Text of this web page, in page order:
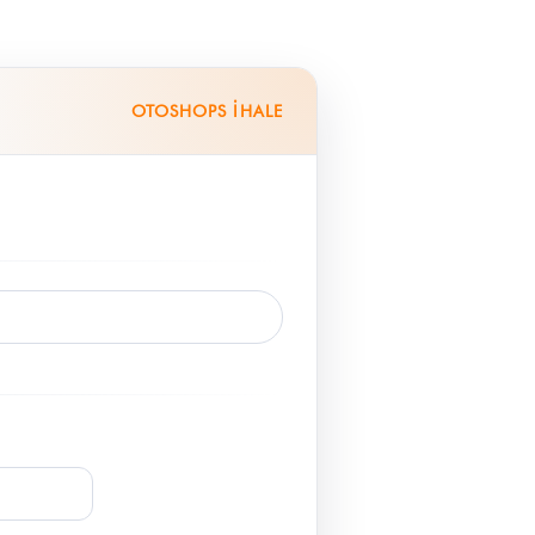
OTOSHOPS İHALE